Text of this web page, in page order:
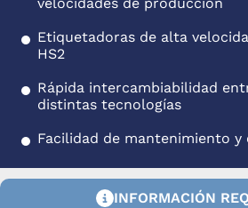
Etiquetadoras de alta
HS2
Rápida intercambiabilidad
distintas tecnologías
Facilidad de mantenimiento
INFORMACIÓN